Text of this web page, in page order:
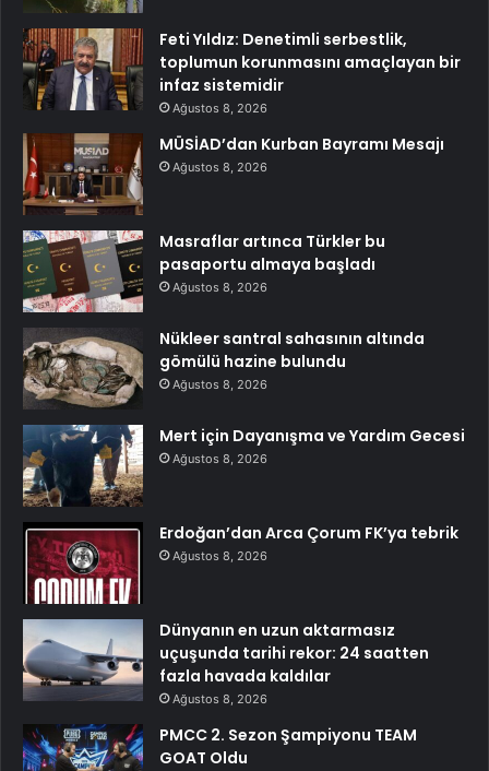
Feti Yıldız: Denetimli serbestlik,
toplumun korunmasını amaçlayan bir
infaz sistemidir
Ağustos 8, 2026
MÜSİAD’dan Kurban Bayramı Mesajı
Ağustos 8, 2026
Masraflar artınca Türkler bu
pasaportu almaya başladı
Ağustos 8, 2026
Nükleer santral sahasının altında
gömülü hazine bulundu
Ağustos 8, 2026
Mert için Dayanışma ve Yardım Gecesi
Ağustos 8, 2026
Erdoğan’dan Arca Çorum FK’ya tebrik
Ağustos 8, 2026
Dünyanın en uzun aktarmasız
uçuşunda tarihi rekor: 24 saatten
fazla havada kaldılar
Ağustos 8, 2026
PMCC 2. Sezon Şampiyonu TEAM
GOAT Oldu